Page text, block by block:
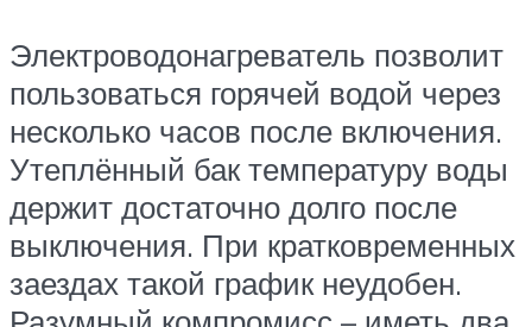
Электроводонагреватель позволит
пользоваться горячей водой через
несколько часов после включения.
Утеплённый бак температуру воды
держит достаточно долго после
выключения. При кратковременных
заездах такой график неудобен.